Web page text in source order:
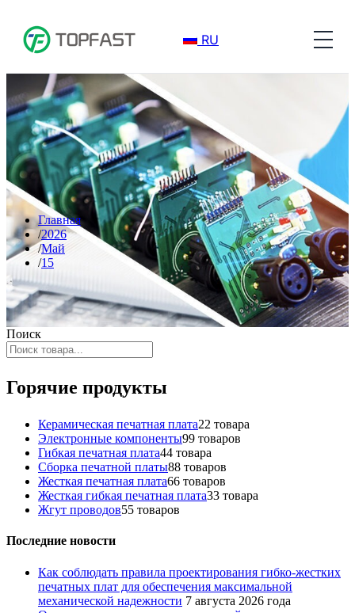
RU
Главная
2026
Май
15
Поиск
Горячие продукты
Керамическая печатная плата22 товара
Электронные компоненты99 товаров
Гибкая печатная плата44 товара
Сборка печатной платы88 товаров
Жесткая печатная плата66 товаров
Жесткая гибкая печатная плата33 товара
Жгут проводов55 товаров
Последние новости
Как соблюдать правила проектирования гибко-жестких
печатных плат для обеспечения максимальной
механической надежности 7 августа 2026 года